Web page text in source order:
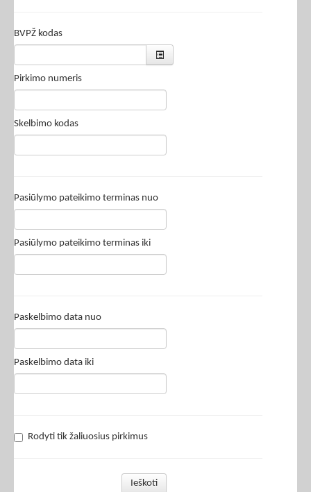
BVPŽ kodas
Pirkimo numeris
Skelbimo kodas
Pasiūlymo pateikimo terminas nuo
Pasiūlymo pateikimo terminas iki
Paskelbimo data nuo
Paskelbimo data iki
Rodyti tik žaliuosius pirkimus
Ieškoti